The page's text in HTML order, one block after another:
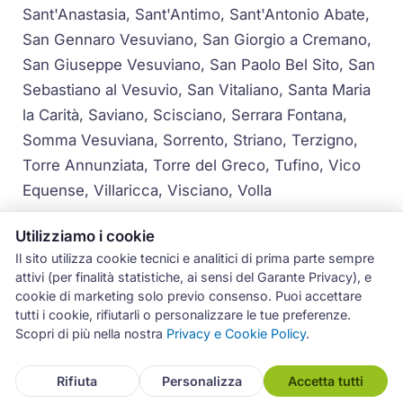
Sant'Anastasia, Sant'Antimo, Sant'Antonio Abate,
San Gennaro Vesuviano, San Giorgio a Cremano,
San Giuseppe Vesuviano, San Paolo Bel Sito, San
Sebastiano al Vesuvio, San Vitaliano, Santa Maria
la Carità, Saviano, Scisciano, Serrara Fontana,
Somma Vesuviana, Sorrento, Striano, Terzigno,
Torre Annunziata, Torre del Greco, Tufino, Vico
Equense, Villaricca, Visciano, Volla
Per i comuni più distanti dal capoluogo, come le
isole di Capri, Ischia e Procida, la disponibilità del
servizio viene concordata telefonicamente in
base alle esigenze e alla programmazione dei
tecnici di zona.
Utilizziamo i cookie
Il sito utilizza cookie tecnici e analitici di prima parte sempre
attivi (per finalità statistiche, ai sensi del Garante Privacy), e
cookie di marketing solo previo consenso. Puoi accettare
tutti i cookie, rifiutarli o personalizzare le tue preferenze.
Scopri di più nella nostra Privacy e Cookie Policy.
Rifiuta Personalizza Accetta tutti